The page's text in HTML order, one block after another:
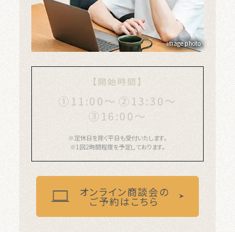
image photo
【開始時間】
①11:00〜 ②13:30〜
③16:00〜
※定休日を除く平日も受付いたします。
※1回2時間程度を予定しております。
オンライン商談会の
ご予約はこちら